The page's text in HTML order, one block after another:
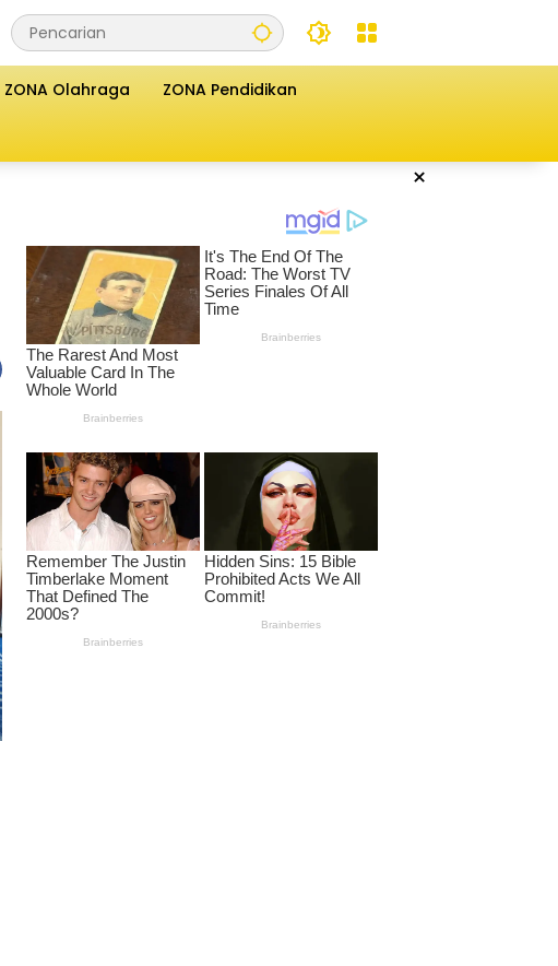
ZONA Olahraga ZONA Pendidikan
×